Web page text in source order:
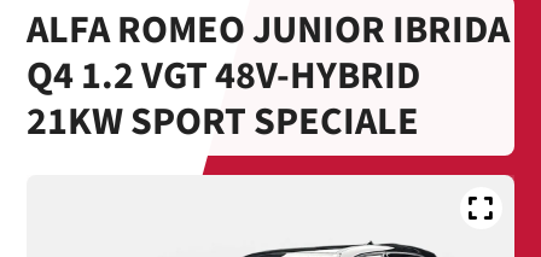
ALFA ROMEO JUNIOR IBRIDA
Q4 1.2 VGT 48V-HYBRID
21KW SPORT SPECIALE